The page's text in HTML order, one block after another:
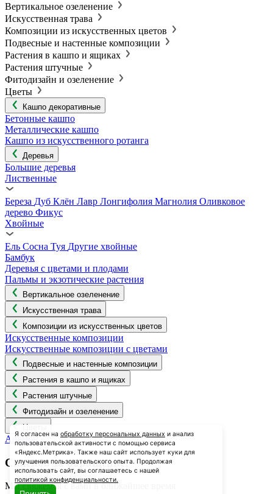
Вертикальное озеленение
Искусственная трава
Композиции из искусственных цветов
Подвесные и настенные композиции
Растения в кашпо и ящиках
Растения штучные
Фитодизайн и озеленение
Цветы
Кашпо декоративные
Бетонные кашпо
Металлические кашпо
Кашпо из искусственного ротанга
Деревья
Большие деревья
Лиственные
Береза Дуб Клён Лавр Лонгифолия Магнолия Оливковое
дерево Фикус
Хвойные
Ель Сосна Туя Другие хвойные
Бамбук
Деревья с цветами и плодами
Пальмы и экзотические растения
Вертикальное озеленение
Искусственная трава
Композиции из искусственных цветов
Искусственные композиции
Искусственные композиции с цветами
Подвесные и настенные композиции
Растения в кашпо и ящиках
Растения штучные
Фитодизайн и озеленение
Цветы
Анемон
Спасибо за обращение!
Мы свяжемся с вами в ближайшее время
Я согласен на обработку персональных данных и анализ
пользовательской активности с помощью сервиса
«Яндекс.Метрика». Также наш сайт использует куки для
улучшения пользовательского опыта. Продолжая
использовать сайт, вы соглашаетесь с нашей
политикой конфиденциальности.